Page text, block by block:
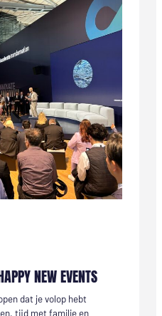
NEW EVENTS
dat je volop hebt
tijd met familie en